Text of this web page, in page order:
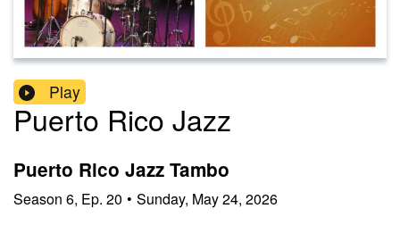
Play
Puerto Rico Jazz
Puerto Rico Jazz Tambo
Season 6, Ep. 20 • Sunday, May 24, 2026